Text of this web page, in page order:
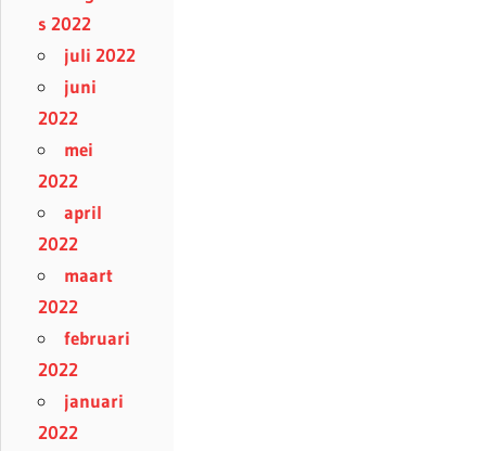
s 2022
juli 2022
juni
2022
mei
2022
april
2022
maart
2022
februari
2022
januari
2022